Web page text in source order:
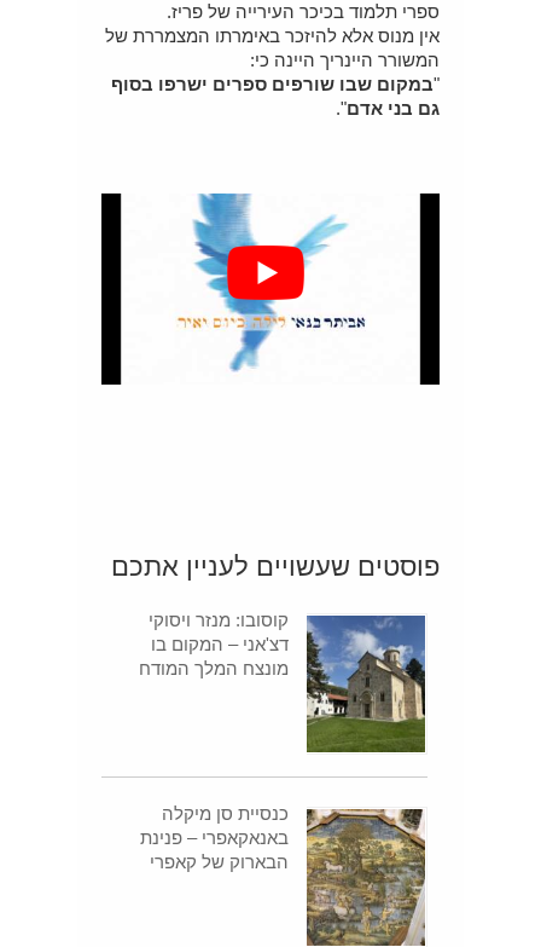
ספרי תלמוד בכיכר העירייה של פריז.
אין מנוס אלא להיזכר באימרתו המצמררת של
המשורר היינריך היינה כי:
"במקום שבו שורפים ספרים ישרפו בסוף
גם בני אדם".
פוסטים שעשויים לעניין אתכם
קוסובו: מנזר ויסוקי
דצ'אני – המקום בו
מונצח המלך המודח
כנסיית סן מיקלה
באנאקאפרי – פנינת
הבארוק של קאפרי